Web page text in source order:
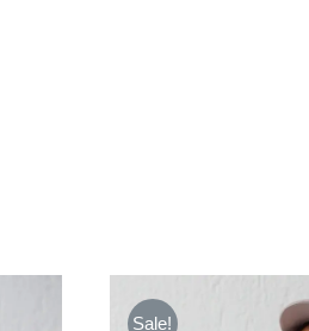
Sale!